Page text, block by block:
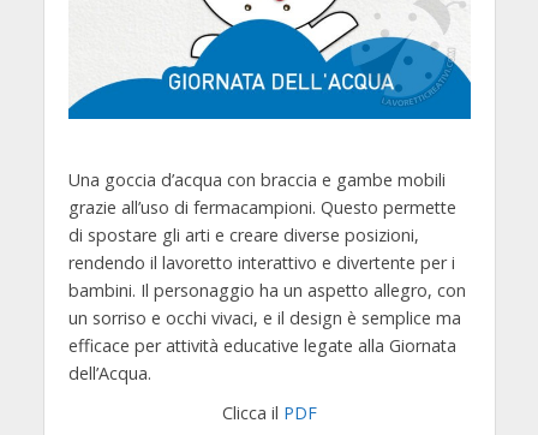
Una goccia d’acqua con braccia e gambe mobili
grazie all’uso di fermacampioni. Questo permette
di spostare gli arti e creare diverse posizioni,
rendendo il lavoretto interattivo e divertente per i
bambini. Il personaggio ha un aspetto allegro, con
un sorriso e occhi vivaci, e il design è semplice ma
efficace per attività educative legate alla Giornata
dell’Acqua.
Clicca il PDF